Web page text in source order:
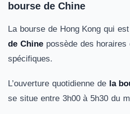
bourse de Chine
La bourse de Hong Kong qui est
de Chinepossède des horaires
spécifiques.
L’ouverture quotidienne de la
se situe entre 3h00 à 5h30 du